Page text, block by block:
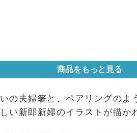
の夫婦箸と、ペアリングのよ
い新郎新婦のイラストが描か